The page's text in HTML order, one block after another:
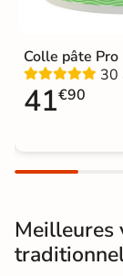
Choix
Origine
Colle pâte
30
41€90
Meilleures